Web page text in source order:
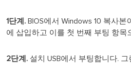
1단계. BIOS에서 Windows 10 복사본
에 삽입하고 이를 첫 번째 부팅 항목
2단계. 설치 USB에서 부팅합니다.